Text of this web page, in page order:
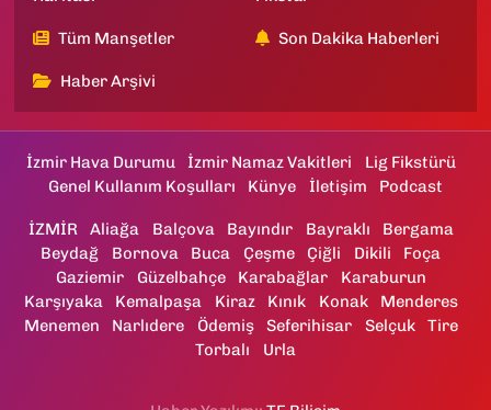
Tüm Manşetler Son Dakika Haberleri
Haber Arşivi
İzmir Hava Durumu İzmir Namaz Vakitleri
Lig Fikstürü
Genel Kullanım Koşulları
Künye İletişim Podcast
İZMİR Aliağa Balçova Bayındır Bayraklı
Bergama
Beydağ
Bornova Buca Çeşme Çiğli Dikili
Foça
Gaziemir
Güzelbahçe Karabağlar
Karaburun
Karşıyaka
Kemalpaşa Kiraz Kınık Konak
Menderes
Menemen
Narlıdere Ödemiş Seferihisar Selçuk
Tire
Torbalı
Urla